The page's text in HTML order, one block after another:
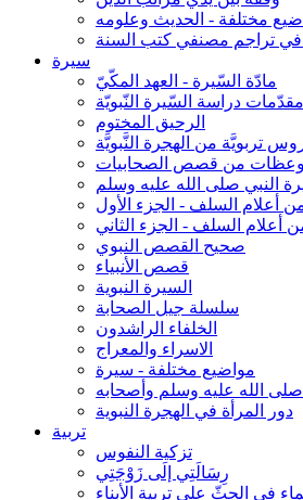
مختلفة - الحديث وعلومه
في تراجم مصنفي كتب السنة
سيرة
مادّة السّيرة - العهد المكّيّ
مقدّمات دراسة السّيرة النّبويّة
الرحيق المختوم
تربويَّة من الهجرة النَّبويَّة
من قصص الصحابيات
النبي صلى الله عليه وسلم
أعلام السلف - الجزء الأول
أعلام السلف - الجزء الثاني
صحيح القصص النبوي
قصص الأنبياء
السيرة النبوية
سلسلة جيل الصحابة
الخلفاء الراشدون
الاسراء والمعراج
مواضيع مختلفة - سيرة
الله عليه وسلم وأصحابه
دور المرأة في الهجرة النبوية
تربية
تزكية النفوس
رِسَالَتِي إلَى زَوْجَتِي
في الحثّ على تربية الأبناء